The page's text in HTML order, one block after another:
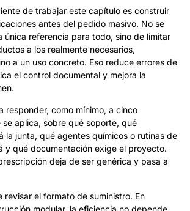
de trabajar este capítulo es construir
antes del pedido masivo. No se
única referencia para todo, sino de limitar
a los realmente necesarios,
a un uso concreto. Eso reduce errores de
el control documental y mejora la
responder, como mínimo, a cinco
aplica, sobre qué soporte, qué
la junta, qué agentes químicos o rutinas de
y qué documentación exige el proyecto.
deja de ser genérica y pasa a
revisar el formato de suministro. En
modular, la eficiencia no depende